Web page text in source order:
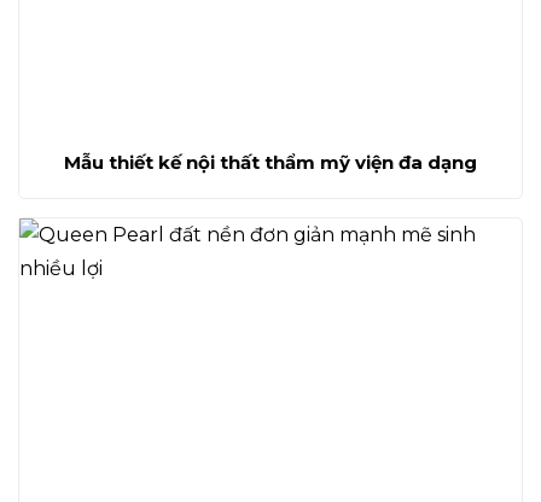
Mẫu thiết kế nội thất thẩm mỹ viện đa dạng